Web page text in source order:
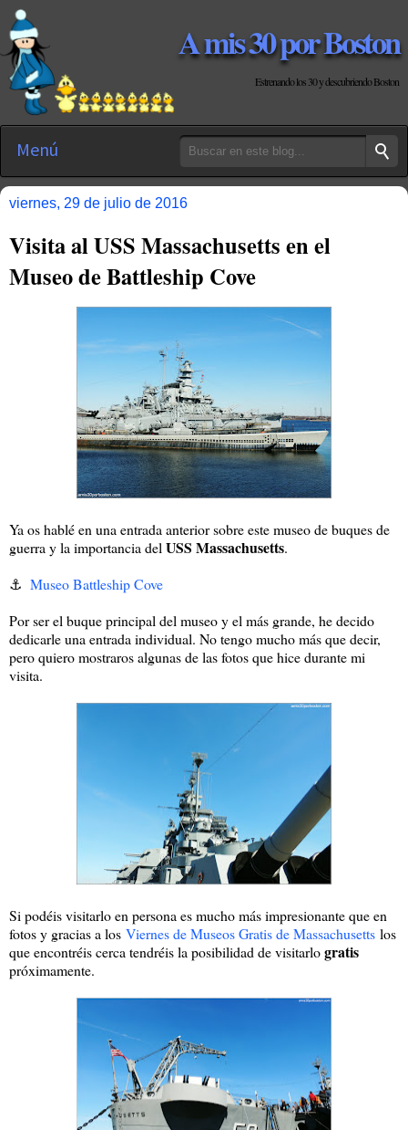
A mis 30 por Boston
Estrenando los 30 y descubriendo Boston
Menú
viernes, 29 de julio de 2016
Visita al USS Massachusetts en el
Museo de Battleship Cove
Ya os hablé en una entrada anterior sobre este museo de buques de
guerra y la importancia del USS Massachusetts.
⚓️ Museo Battleship Cove
Por ser el buque principal del museo y el más grande, he decido
dedicarle una entrada individual. No tengo mucho más que decir,
pero quiero mostraros algunas de las fotos que hice durante mi
visita.
Si podéis visitarlo en persona es mucho más impresionante que en
fotos y gracias a los Viernes de Museos Gratis de Massachusetts los
que encontréis cerca tendréis la posibilidad de visitarlogratis
próximamente.